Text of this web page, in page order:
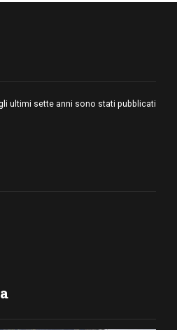
ultimi sette anni sono stati pubblicati